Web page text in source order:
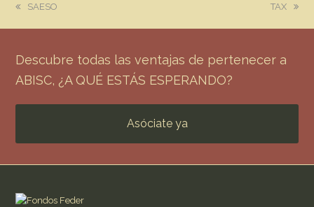
previous
SAESO
next
TAX
Descubre todas las ventajas de pertenecer a
ABISC, ¿A QUÉ ESTÁS ESPERANDO?
Asóciate ya